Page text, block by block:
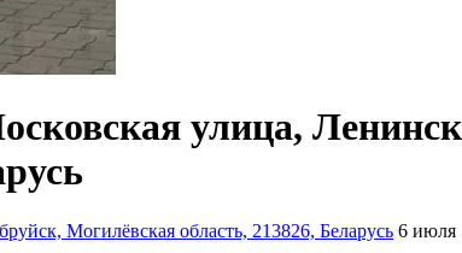
улица,
Могилёвская область, 213826, Беларусь 6 июля